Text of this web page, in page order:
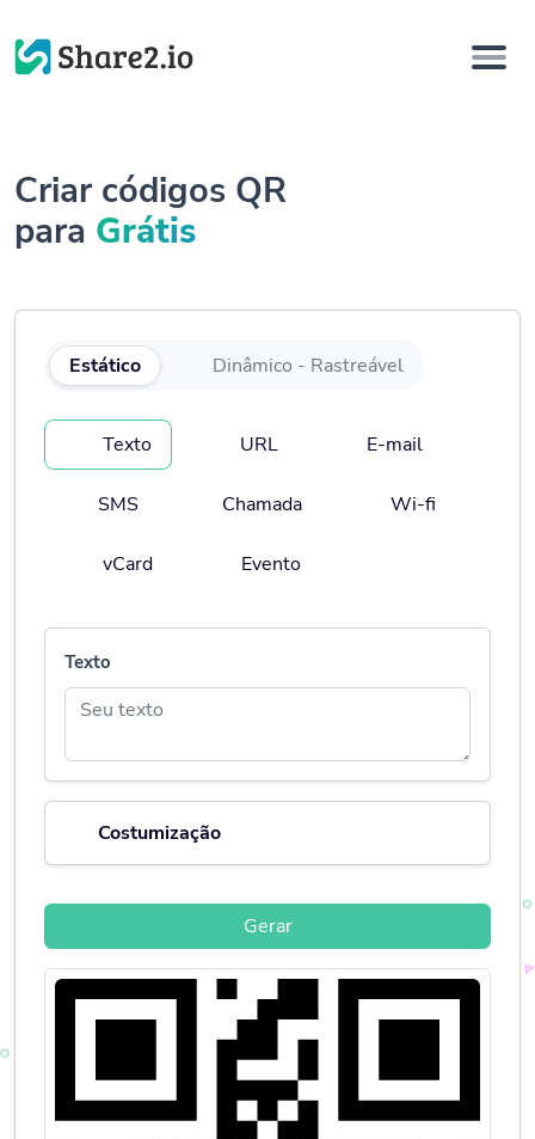
Criar códigos QR
para Grátis
Estático Dinâmico - Rastreável
Texto URL E-mail
SMS Chamada Wi-fi
vCard Evento
Texto
Costumização
Gerar